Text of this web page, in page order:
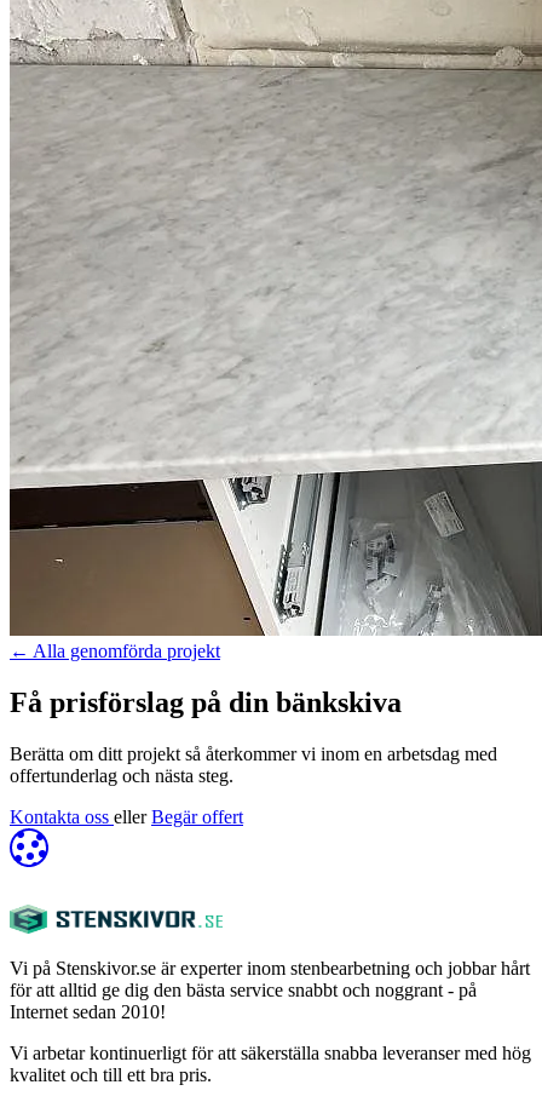
← Alla genomförda projekt
Få prisförslag på din bänkskiva
Berätta om ditt projekt så återkommer vi inom en arbetsdag med
offertunderlag och nästa steg.
Kontakta oss eller Begär offert
Vi på Stenskivor.se är experter inom stenbearbetning och jobbar hårt
för att alltid ge dig den bästa service snabbt och noggrant - på
Internet sedan 2010!
Vi arbetar kontinuerligt för att säkerställa snabba leveranser med hög
kvalitet och till ett bra pris.